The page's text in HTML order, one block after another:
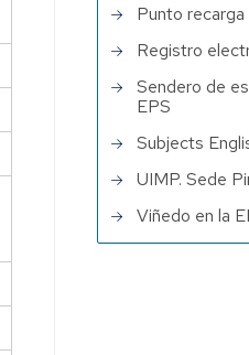
Punto
Registro
Sendero de
EPS
Subjects
UIMP. Sede
Viñedo en la